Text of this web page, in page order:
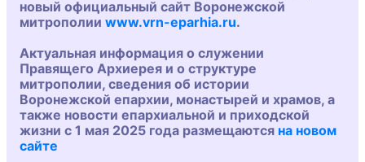
новый официальный сайт Воронежской
митрополии www.vrn-eparhia.ru.
Актуальная информация о служении
Правящего Архиерея и о структуре
митрополии, сведения об истории
Воронежской епархии, монастырей и храмов, а
также новости епархиальной и приходской
жизни с 1 мая 2025 года размещаются на новом
сайте